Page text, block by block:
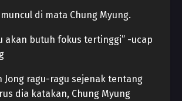
di mata Chung Myung.
akan butuh fokus tertinggi” -ucap
Jong ragu-ragu sejenak tentang
dia katakan, Chung Myung